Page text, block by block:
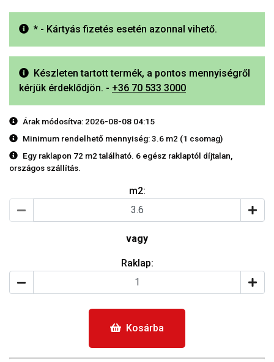
* - Kártyás fizetés esetén azonnal vihető.
Készleten tartott termék, a pontos mennyiségről
kérjük érdeklődjön. - +36 70 533 3000
Árak módosítva: 2026-08-08 04:15
Minimum rendelhető mennyiség: 3.6 m2 (1 csomag)
Egy raklapon 72 m2 található. 6 egész raklaptól díjtalan,
országos szállítás.
m2:
vagy
Raklap:
Kosárba